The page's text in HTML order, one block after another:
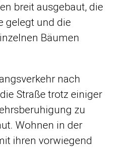
breit ausgebaut, die
gelegt und die
Bäumen
nach
Straße trotz einiger
zu
Wohnen in der
ihren vorwiegend